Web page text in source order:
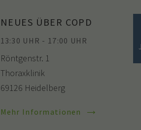
NEUES ÜBER COPD
13:30 UHR - 17:00 UHR
Röntgenstr. 1
Thoraxklinik
69126 Heidelberg
Mehr Informationen